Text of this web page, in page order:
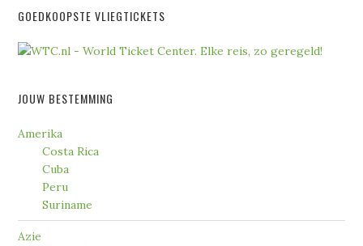
GOEDKOOPSTE VLIEGTICKETS
JOUW BESTEMMING
Amerika
Costa Rica
Cuba
Peru
Suriname
Azie